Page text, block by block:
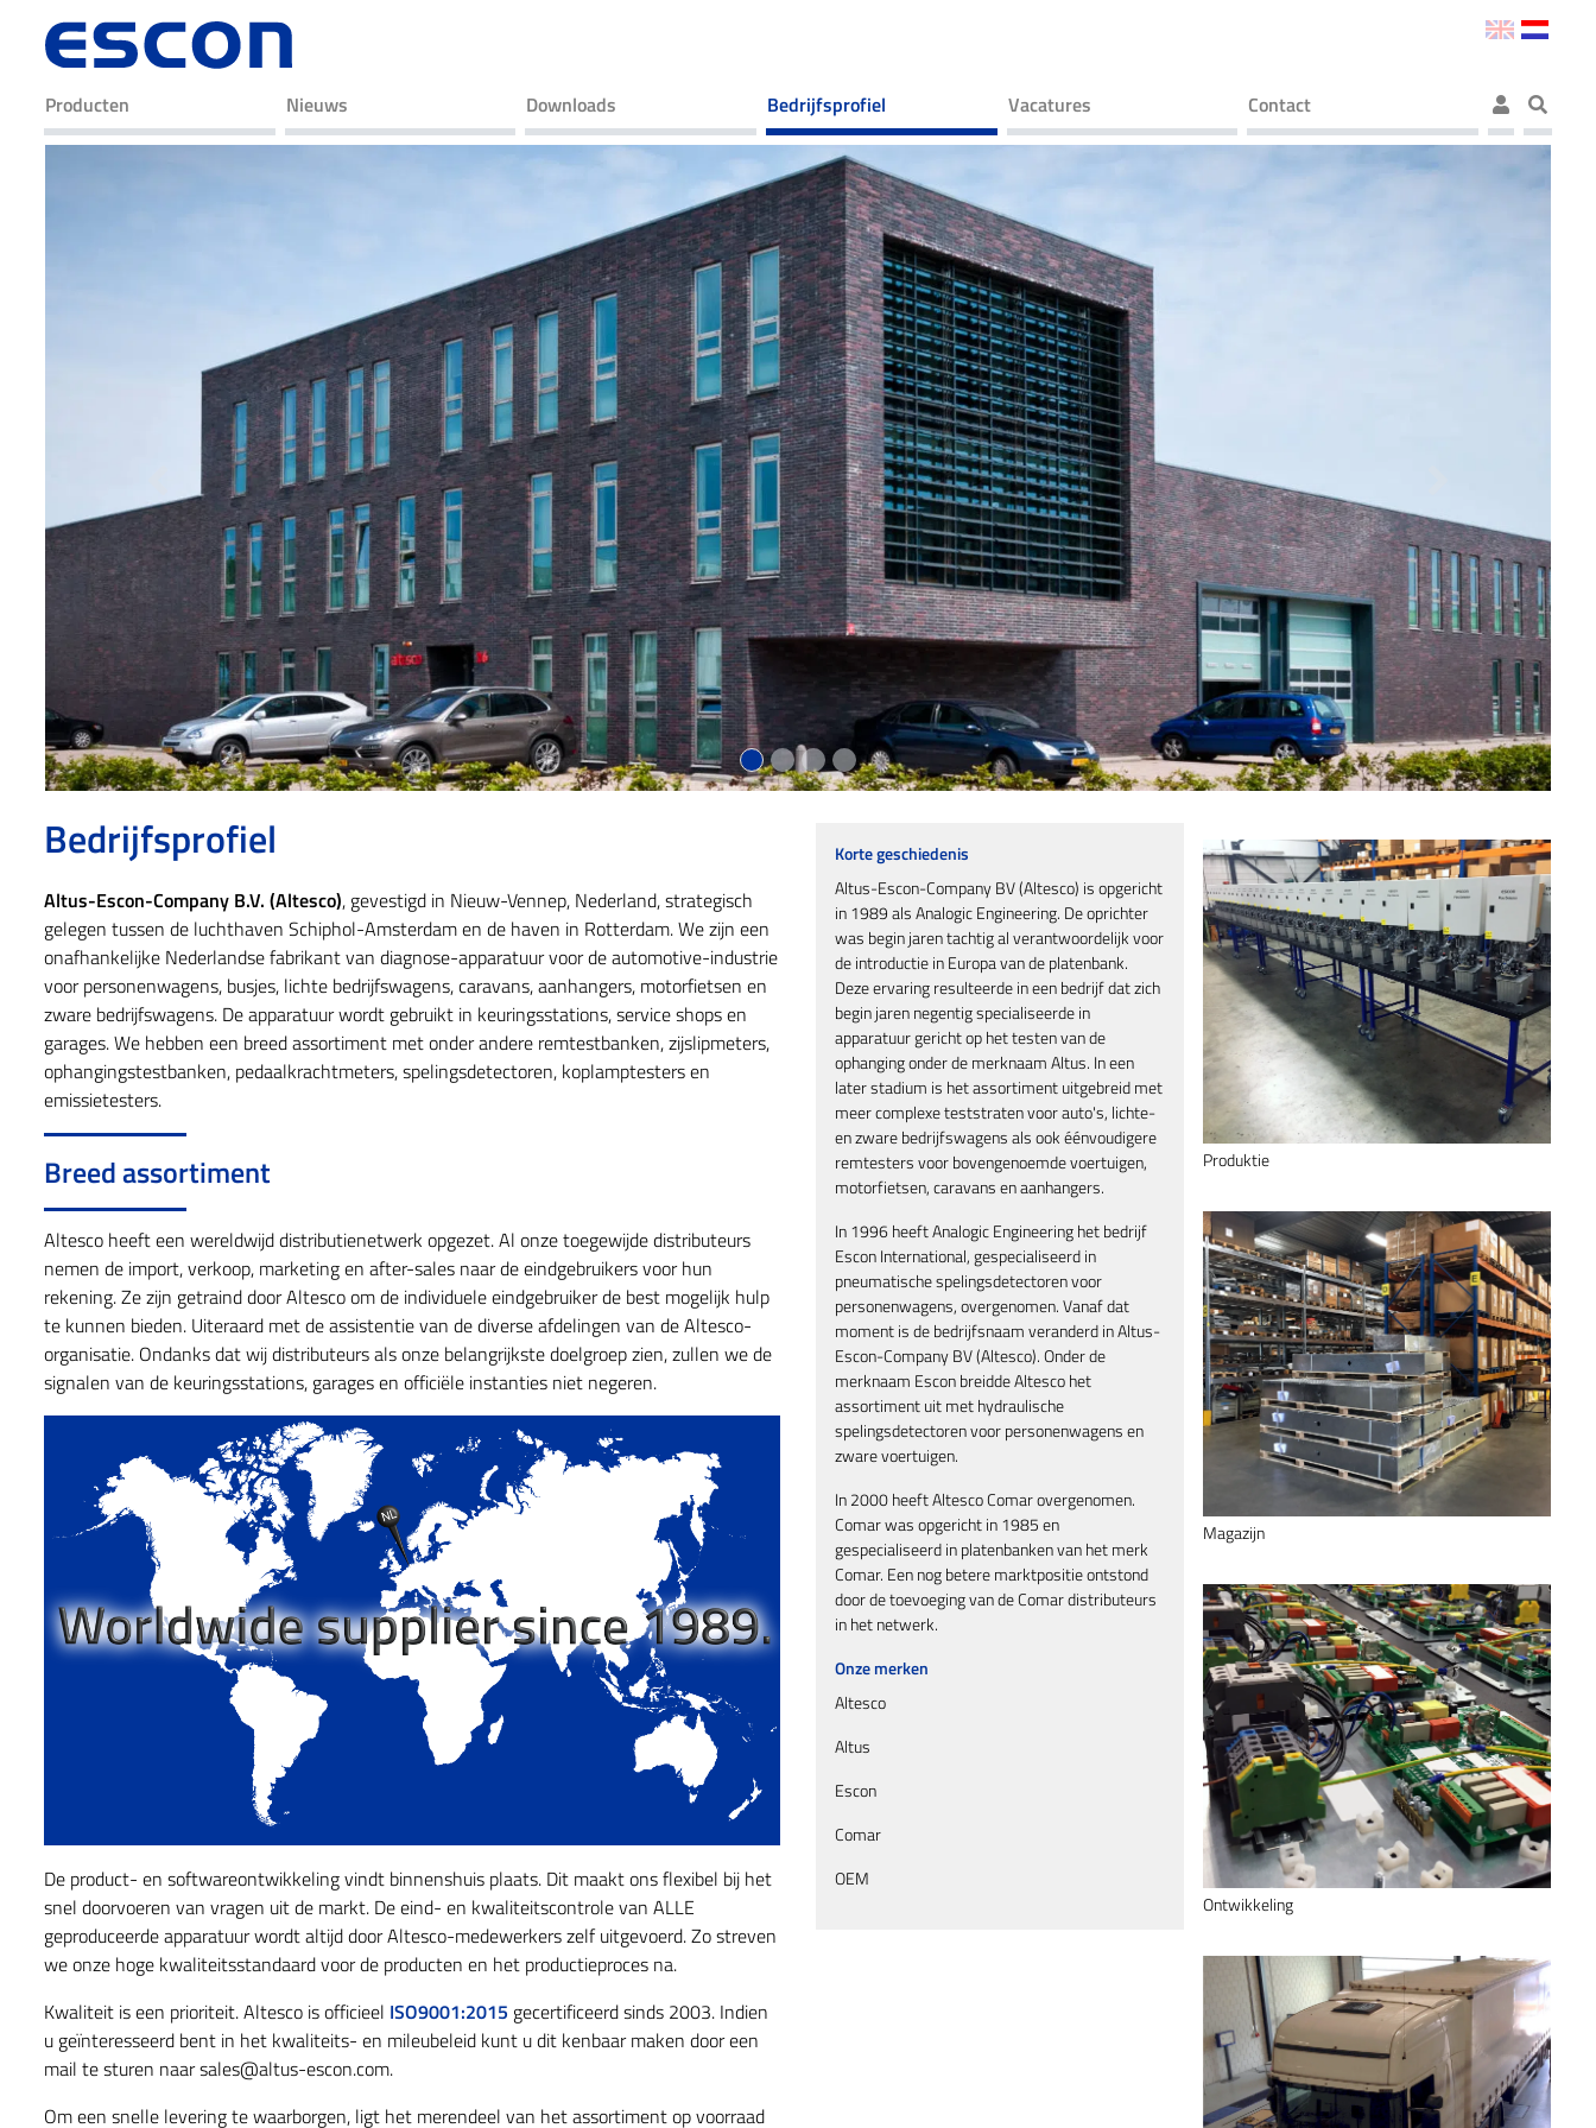
Producten Nieuws Downloads Bedrijfsprofiel Vacatures Contact
Previous
Bedrijfsprofiel
Altus-Escon-Company B.V. (Altesco), gevestigd in Nieuw-Vennep, Nederland, strategisch
gelegen tussen de luchthaven Schiphol-Amsterdam en de haven in Rotterdam. We zijn een
onafhankelijke Nederlandse fabrikant van diagnose-apparatuur voor de automotive-industrie
voor personenwagens, busjes, lichte bedrijfswagens, caravans, aanhangers, motorfietsen en
zware bedrijfswagens. De apparatuur wordt gebruikt in keuringsstations, service shops en
garages. We hebben een breed assortiment met onder andere remtestbanken, zijslipmeters,
ophangingstestbanken, pedaalkrachtmeters, spelingsdetectoren, koplamptesters en
emissietesters.
Breed assortiment
Altesco heeft een wereldwijd distributienetwerk opgezet. Al onze toegewijde distributeurs
nemen de import, verkoop, marketing en after-sales naar de eindgebruikers voor hun
rekening. Ze zijn getraind door Altesco om de individuele eindgebruiker de best mogelijk hulp
te kunnen bieden. Uiteraard met de assistentie van de diverse afdelingen van de Altesco-
organisatie. Ondanks dat wij distributeurs als onze belangrijkste doelgroep zien, zullen we de
signalen van de keuringsstations, garages en officiële instanties niet negeren.
De product- en softwareontwikkeling vindt binnenshuis plaats. Dit maakt ons flexibel bij het
snel doorvoeren van vragen uit de markt. De eind- en kwaliteitscontrole van ALLE
geproduceerde apparatuur wordt altijd door Altesco-medewerkers zelf uitgevoerd. Zo streven
we onze hoge kwaliteitsstandaard voor de producten en het productieproces na.
Kwaliteit is een prioriteit. Altesco is officieel ISO9001:2015 gecertificeerd sinds 2003. Indien
u geïnteresseerd bent in het kwaliteits- en mileubeleid kunt u dit kenbaar maken door een
mail te sturen naar sales@altus-escon.com.
Om een snelle levering te waarborgen, ligt het merendeel van het assortiment op voorraad
Korte geschiedenis
Altus-Escon-Company BV (Altesco) is opgericht
in 1989 als Analogic Engineering. De oprichter
was begin jaren tachtig al verantwoordelijk voor
de introductie in Europa van de platenbank.
Deze ervaring resulteerde in een bedrijf dat zich
begin jaren negentig specialiseerde in
apparatuur gericht op het testen van de
ophanging onder de merknaam Altus. In een
later stadium is het assortiment uitgebreid met
meer complexe teststraten voor auto's, lichte-
en zware bedrijfswagens als ook éénvoudigere
remtesters voor bovengenoemde voertuigen,
motorfietsen, caravans en aanhangers.
In 1996 heeft Analogic Engineering het bedrijf
Escon International, gespecialiseerd in
pneumatische spelingsdetectoren voor
personenwagens, overgenomen. Vanaf dat
moment is de bedrijfsnaam veranderd in Altus-
Escon-Company BV (Altesco). Onder de
merknaam Escon breidde Altesco het
assortiment uit met hydraulische
spelingsdetectoren voor personenwagens en
zware voertuigen.
In 2000 heeft Altesco Comar overgenomen.
Comar was opgericht in 1985 en
gespecialiseerd in platenbanken van het merk
Comar. Een nog betere marktpositie ontstond
door de toevoeging van de Comar distributeurs
in het netwerk.
Onze merken
Altesco
Altus
Escon
Comar
OEM
Produktie
Magazijn
Ontwikkeling